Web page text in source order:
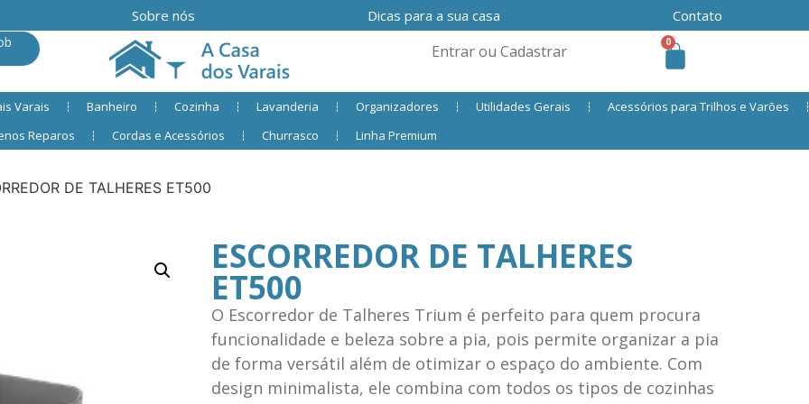
Sobre nós Dicas para a sua casa Contato
Entrar ou Cadastrar 0
Varais Banheiro Cozinha Lavanderia Organizadores Utilidades Gerais
Acessórios para Trilhos e Varões
Reparos
Cordas e Acessórios Churrasco Linha Premium
DE TALHERES ET500
ESCORREDOR DE TALHERES
ET500
O Escorredor de Talheres Trium é perfeito para quem procura
funcionalidade e beleza sobre a pia, pois permite organizar a pia
de forma versátil além de otimizar o espaço do ambiente. Com
design minimalista, ele combina com todos os tipos de cozinhas